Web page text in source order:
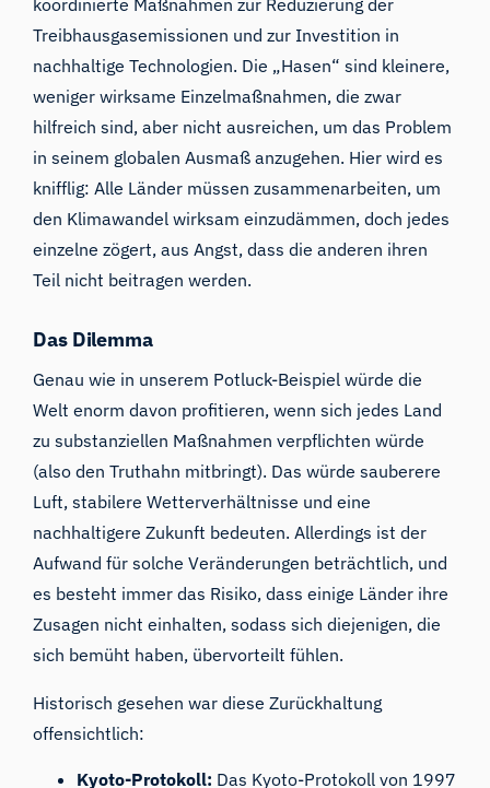
koordinierte Maßnahmen zur Reduzierung der
Treibhausgasemissionen und zur Investition in
nachhaltige Technologien. Die „Hasen“ sind kleinere,
weniger wirksame Einzelmaßnahmen, die zwar
hilfreich sind, aber nicht ausreichen, um das Problem
in seinem globalen Ausmaß anzugehen. Hier wird es
knifflig: Alle Länder müssen zusammenarbeiten, um
den Klimawandel wirksam einzudämmen, doch jedes
einzelne zögert, aus Angst, dass die anderen ihren
Teil nicht beitragen werden.
Das Dilemma
Genau wie in unserem Potluck-Beispiel würde die
Welt enorm davon profitieren, wenn sich jedes Land
zu substanziellen Maßnahmen verpflichten würde
(also den Truthahn mitbringt). Das würde sauberere
Luft, stabilere Wetterverhältnisse und eine
nachhaltigere Zukunft bedeuten. Allerdings ist der
Aufwand für solche Veränderungen beträchtlich, und
es besteht immer das Risiko, dass einige Länder ihre
Zusagen nicht einhalten, sodass sich diejenigen, die
sich bemüht haben, übervorteilt fühlen.
Historisch gesehen war diese Zurückhaltung
offensichtlich:
Kyoto-Protokoll: Das Kyoto-Protokoll von 1997